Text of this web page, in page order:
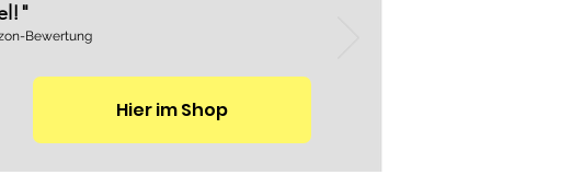
Bewertung
Hier im Shop